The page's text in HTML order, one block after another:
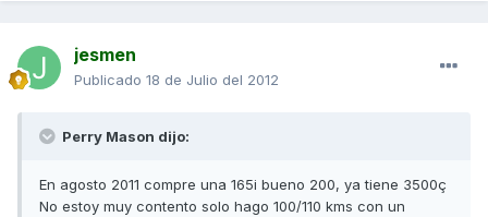
jesmen
Publicado 18 de Julio del 2012
Perry Mason dijo:
En agosto 2011 compre una 165i bueno 200, ya tiene 3500ç
No estoy muy contento solo hago 100/110 kms con un